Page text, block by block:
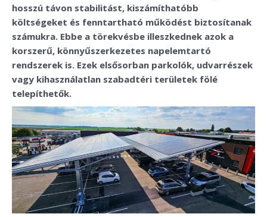
hosszú távon stabilitást, kiszámíthatóbb
költségeket és fenntartható működést biztosítanak
számukra. Ebbe a törekvésbe illeszkednek azok a
korszerű, könnyűszerkezetes napelemtartó
rendszerek is. Ezek elsősorban parkolók, udvarrészek
vagy kihasználatlan szabadtéri területek fölé
telepíthetők.